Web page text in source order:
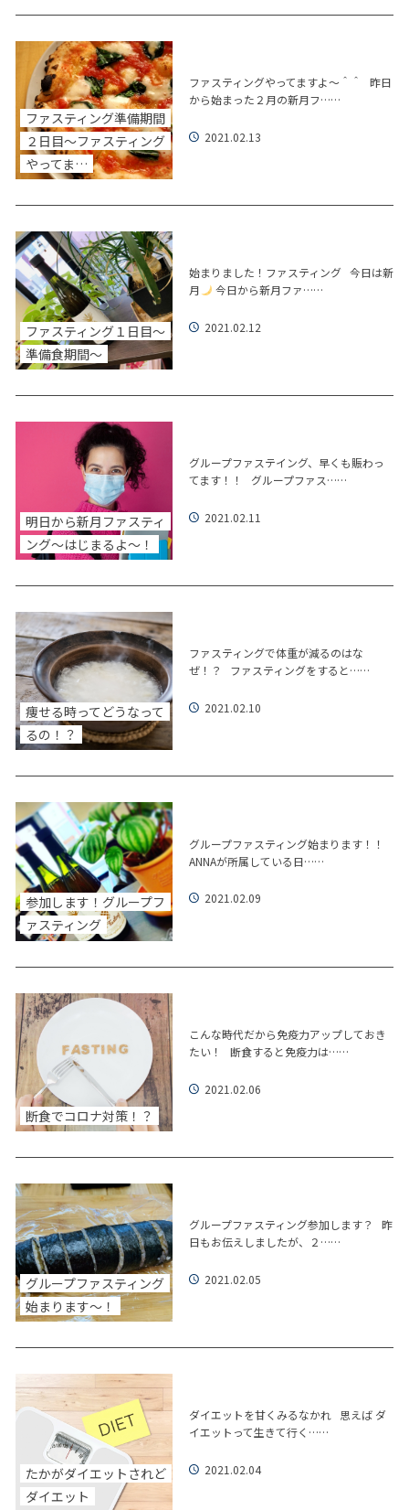
ファスティング準備期間
２日目～ファスティング
やってま…
ファスティングやってますよ～＾＾ 昨日
から始まった２月の新月フ……
2021.02.13
ファスティング１日目～
準備食期間～
始まりました！ファスティング 今日は新
月
今日から新月ファ……
2021.02.12
明日から新月ファスティ
ング～はじまるよ～！
グループファステイング、早くも賑わっ
てます！！ グループファス……
2021.02.11
痩せる時ってどうなって
るの！？
ファスティングで体重が減るのはな
ぜ！？ ファスティングをすると……
2021.02.10
参加します！グループフ
ァスティング
グループファスティング始まります！！
ANNAが所属している日……
2021.02.09
断食でコロナ対策！？
こんな時代だから免疫力アップしておき
たい！ 断食すると免疫力は……
2021.02.06
グループファスティング
始まります～！
グループファスティング参加します？ 昨
日もお伝えしましたが、２……
2021.02.05
たかがダイエットされど
ダイエット
ダイエットを甘くみるなかれ 思えば ダ
イエットって生きて行く……
2021.02.04